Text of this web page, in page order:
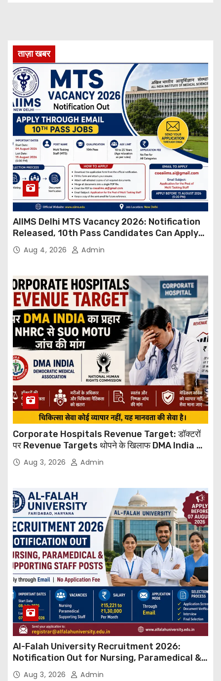
ताज़ा खबर
AIIMS Delhi MTS Vacancy 2026: Notification
Released, 10th Pass Candidates Can Apply
Through Email
Aug 4, 2026 Admin
Corporate Hospitals Revenue Target: डॉक्टरों
पर Revenue Targets थोपने के खिलाफ DMA India का
बड़ा कदम, NHRC से Suo Motu जांच की मांग
Aug 3, 2026 Admin
Al-Falah University Recruitment 2026:
Notification Out for Nursing, Paramedical &
Supporting Staff Posts, Apply Through Email
Aug 3, 2026 Admin